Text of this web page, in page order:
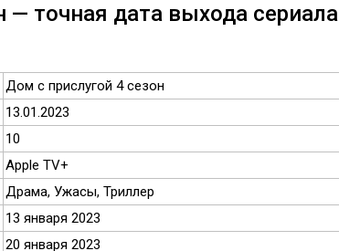
— точная дата выхода сериала
Дом с прислугой 4 сезон
13.01.2023
10
Apple TV+
Драма, Ужасы, Триллер
13 января 2023
20 января 2023